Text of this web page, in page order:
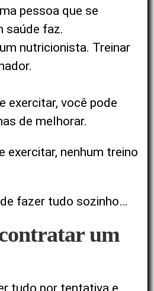
pessoa que se
saúde faz.
nutricionista. Treinar
exercitar, você pode
de melhorar.
exercitar, nenhum treino
fazer tudo sozinho…
um
tudo por tentativa e